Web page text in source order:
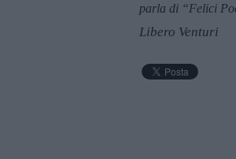
parla di “Felici
Libero Venturi